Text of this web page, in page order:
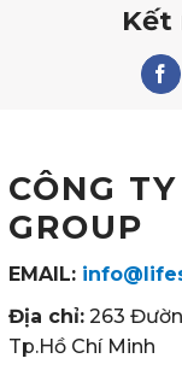
Kết
CÔNG
GROUP
EMAIL:
Địa chỉ: 263
Tp.Hồ Chí Minh